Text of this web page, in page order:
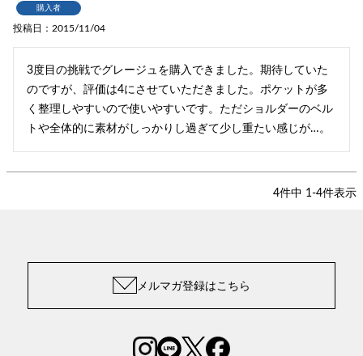
購入者
投稿日 2015/11/04
3度目の挑戦でグレージュを購入できました。期待していた
のですが、評価は4にさせていただきました。ポケットが多
く整理しやすいので使いやすいです。ただショルダーのベル
4件中 1-4件表示
メルマガ登録はこちら